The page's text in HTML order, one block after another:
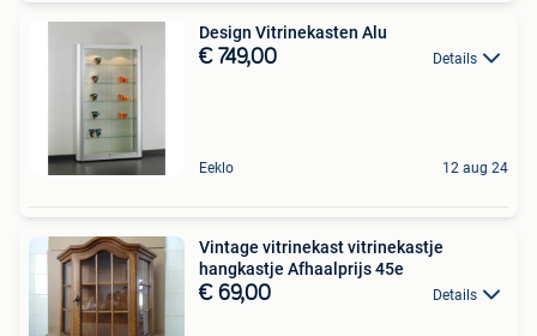
Design Vitrinekasten Alu
€ 749,00 Details
Eeklo 12 aug 24
Vintage vitrinekast vitrinekastje
hangkastje Afhaalprijs 45e
€ 69,00 Details